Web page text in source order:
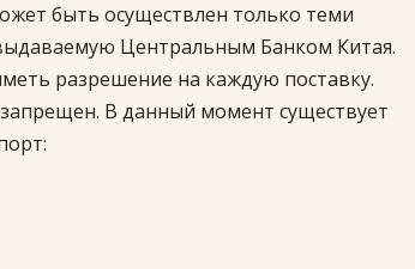
быть осуществлен только теми
Центральным Банком Китая.
разрешение на каждую поставку.
В данный момент существует